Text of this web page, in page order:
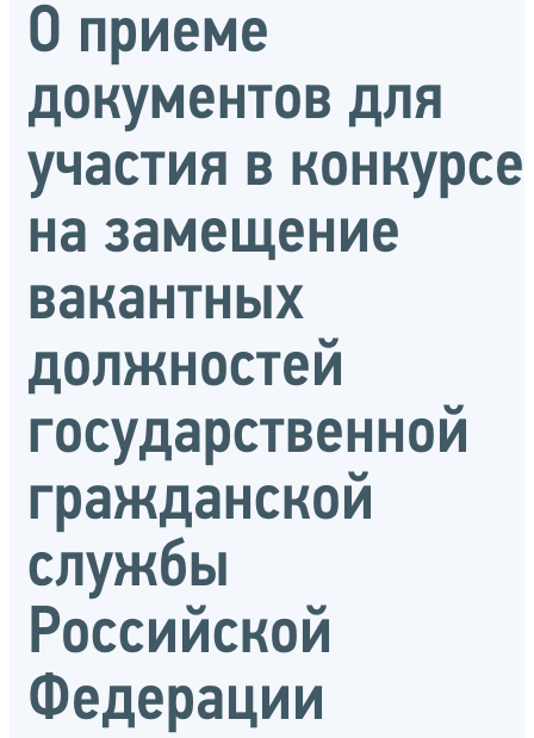
О приеме
документов для
участия в конкурсе
на замещение
вакантных
должностей
государственной
гражданской
службы
Российской
Федерации